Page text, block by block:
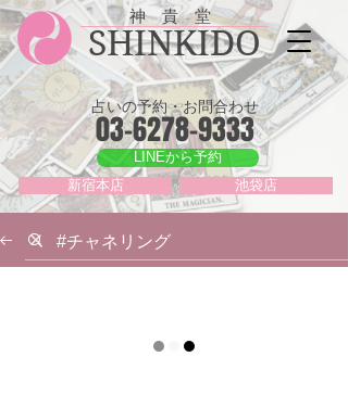
神 貴 堂
SHINKIDO
占いの予約・お問合わせ
03-6278-9333
LINEから予約
新宿本店 池袋店